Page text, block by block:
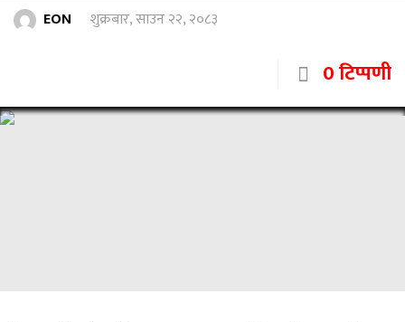
EON शुक्रबार, साउन २२, २०८३
0 टिप्पणी